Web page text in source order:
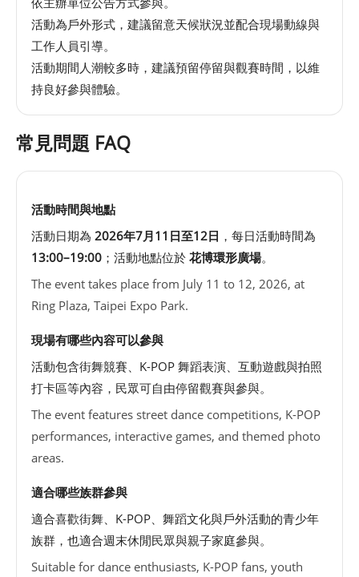
活動為戶外形式，建議留意天候狀況並配合現場動線與
工作人員引導。
活動期間人潮較多時，建議預留停留與觀賽時間，以維
持良好參與體驗。
常見問題 FAQ
活動時間與地點
活動日期為 2026年7月11日至12日 ，每日活動時間為
13:00–19:00 ；活動地點位於 花博環形廣場。
The event takes place from July 11 to 12, 2026, at
Ring Plaza, Taipei Expo Park.
現場有哪些內容可以參與
活動包含街舞競賽、K-POP 舞蹈表演、互動遊戲與拍照
打卡區等內容，民眾可自由停留觀賽與參與。
The event features street dance competitions, K-POP
performances, interactive games, and themed photo
areas.
適合哪些族群參與
適合喜歡街舞、K-POP、舞蹈文化與戶外活動的青少年
族群，也適合週末休閒民眾與親子家庭參與。
Suitable for dance enthusiasts, K-POP fans, youth